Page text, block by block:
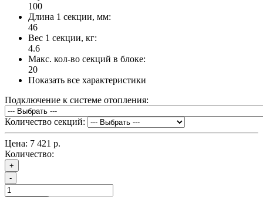
100
Длина 1 секции, мм:
46
Вес 1 секции, кг:
4.6
Макс. кол-во секций в блоке:
20
Показать все характеристики
Подключение к системе отопления:
Количество секций:
Цена: 7 421 р.
Количество:
+
-